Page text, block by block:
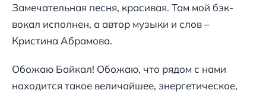
Замечательная песня, красивая. Там мой бэк-
вокал исполнен, а автор музыки и слов –
Кристина Абрамова.
Обожаю Байкал! Обожаю, что рядом с нами
находится такое величайшее, энергетическое,